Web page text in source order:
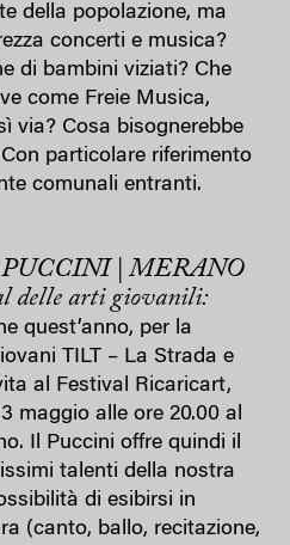
della popolazione, ma
concerti e musica?
di bambini viziati? Che
come Freie Musica,
via? Cosa bisognerebbe
particolare riferimento
comunali entranti.
| MERANO
delle arti giovanili:
quest’anno, per la
TILT – La Strada e
al Festival Ricaricart,
maggio alle ore 20.00 al
Il Puccini offre quindi il
talenti della nostra
di esibirsi in
(canto, ballo, recitazione,